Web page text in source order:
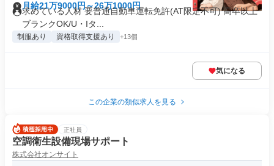
月給21万9000円～26万1000円
求めている人材 要普通自動車運転免許(AT限定不可) 高卒以上
ブランクOK/U・Iタ...
制服あり 資格取得支援あり +13個
気になる
この企業の類似求人を見る
正社員
空調衛生設備現場サポート
株式会社オンサイト